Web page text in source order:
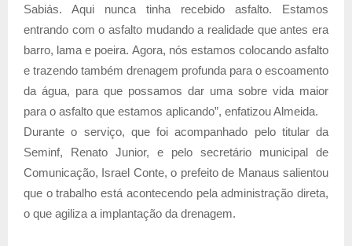
Sabiás. Aqui nunca tinha recebido asfalto. Estamos
entrando com o asfalto mudando a realidade que antes era
barro, lama e poeira. Agora, nós estamos colocando asfalto
e trazendo também drenagem profunda para o escoamento
da água, para que possamos dar uma sobre vida maior
para o asfalto que estamos aplicando”, enfatizou Almeida.
Durante o serviço, que foi acompanhado pelo titular da
Seminf, Renato Junior, e pelo secretário municipal de
Comunicação, Israel Conte, o prefeito de Manaus salientou
que o trabalho está acontecendo pela administração direta,
o que agiliza a implantação da drenagem.